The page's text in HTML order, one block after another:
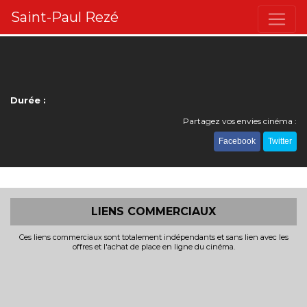
Saint-Paul Rezé
Durée :
Partagez vos envies cinéma :
Facebook Twitter
LIENS COMMERCIAUX
Ces liens commerciaux sont totalement indépendants et sans lien avec les
offres et l'achat de place en ligne du cinéma.